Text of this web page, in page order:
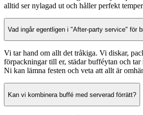
alltid ser nylagad ut och håller perfekt
Vad ingår egentligen i "After-party service" för
Vi tar hand om allt det tråkiga. Vi diskar,
förpackningar till er, städar bufféytan och tar
Ni kan lämna festen och veta att allt är
Kan vi kombinera buffé med serverad förrätt?